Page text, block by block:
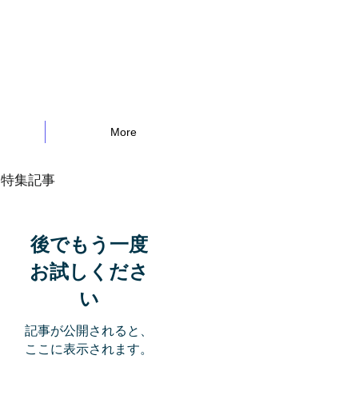
More
特集記事
後でもう一度
お試しくださ
い
記事が公開されると、
ここに表示されます。